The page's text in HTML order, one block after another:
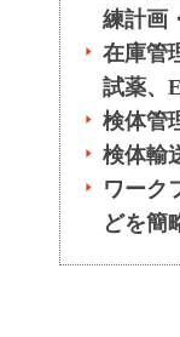
練計画
在庫管
試薬、
検体管
検体輸
ワーク
どを簡